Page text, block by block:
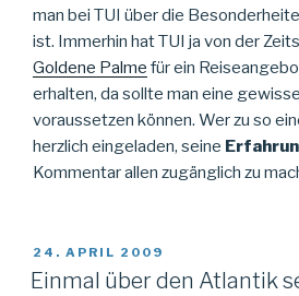
man bei TUI über die
ist. Immerhin hat TUI ja von der
Goldene Palme für ein
erhalten, da sollte man eine
voraussetzen können. Wer zu so
herzlich eingeladen, seine
Kommentar allen zugänglich zu
VERÖFFENTLICHT
AM
24. APRIL 2009
Einmal über den Atlantik